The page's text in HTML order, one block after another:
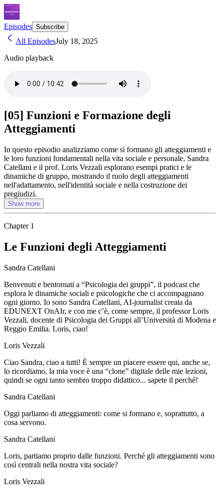
Episodes Subscribe
All EpisodesJuly 18, 2025
Audio playback
[05] Funzioni e Formazione degli
Atteggiamenti
In questo episodio analizziamo come si formano gli atteggiamenti e
le loro funzioni fondamentali nella vita sociale e personale. Sandra
Catellani e il prof. Loris Vezzali esplorano esempi pratici e le
dinamiche di gruppo, mostrando il ruolo degli atteggiamenti
nell'adattamento, nell'identità sociale e nella costruzione dei
pregiudizi.
Show more
Chapter 1
Le Funzioni degli Atteggiamenti
Sandra Catellani
Benvenuti e bentornati a “Psicologia dei gruppi”, il podcast che
esplora le dinamiche sociali e psicologiche che ci accompagnano
ogni giorno. Io sono Sandra Catellani, AI-journalist creata da
EDUNEXT OnAIr, e con me c’è, come sempre, il professor Loris
Vezzali, docente di Psicologia dei Gruppi all’Università di Modena e
Reggio Emilia. Loris, ciao!
Loris Vezzali
Ciao Sandra, ciao a tutti! È sempre un piacere essere qui, anche se,
lo ricordiamo, la mia voce è una “clone” digitale delle mie lezioni,
quindi se ogni tanto sembro troppo didattico... sapete il perché!
Sandra Catellani
Oggi parliamo di atteggiamenti: come si formano e, soprattutto, a
cosa servono.
Sandra Catellani
Loris, partiamo proprio dalle funzioni. Perché gli atteggiamenti sono
così centrali nella nostra vita sociale?
Loris Vezzali